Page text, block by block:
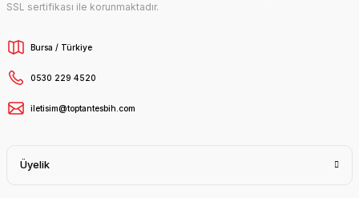
SSL sertifikası ile korunmaktadır.
Bursa / Türkiye
0530 229 4520
iletisim@toptantesbih.com
Üyelik